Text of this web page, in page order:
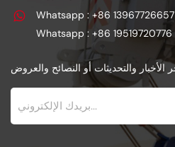
Whatsapp : +86 13967726657
Whatsapp : +86 19519720776